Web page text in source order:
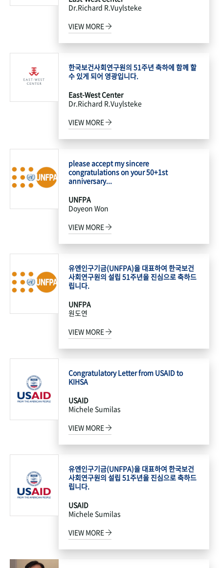
Dr.Richard R.Vuylsteke
VIEW MORE
한국보건사회연구원의 51주년 축하에 함께 할
수 있게 되어 영광입니다.
East-West Center
Dr.Richard R.Vuylsteke
VIEW MORE
please accept my sincere
congratulations on your 50+1st
anniversary...
UNFPA
Doyeon Won
VIEW MORE
유엔인구기금(UNFPA)을 대표하여 한국보건
사회연구원의 설립 51주년을 진심으로 축하드
립니다.
UNFPA
원도연
VIEW MORE
Congratulatory Letter from USAID to
KIHSA
USAID
Michele Sumilas
VIEW MORE
유엔인구기금(UNFPA)을 대표하여 한국보건
사회연구원의 설립 51주년을 진심으로 축하드
립니다.
USAID
Michele Sumilas
VIEW MORE